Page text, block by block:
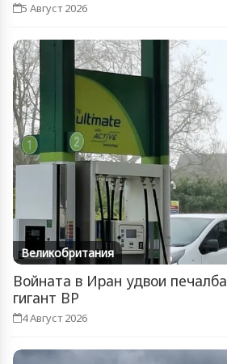
5 Август 2026
Великобритания
Войната в Иран удвои
гигант BP
4 Август 2026